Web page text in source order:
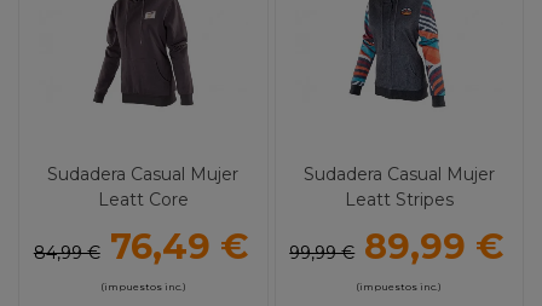
Sudadera Casual Mujer
Leatt Core
84,99 € 76,49 €
(impuestos inc.)
Sudadera Casual Mujer
Leatt Stripes
99,99 € 89,99 €
(impuestos inc.)